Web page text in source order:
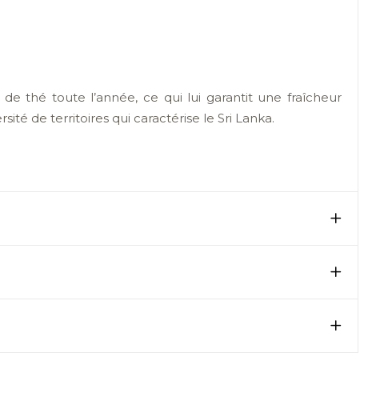
thé toute l’année, ce qui lui garantit une fraîcheur
de territoires qui caractérise le Sri Lanka.